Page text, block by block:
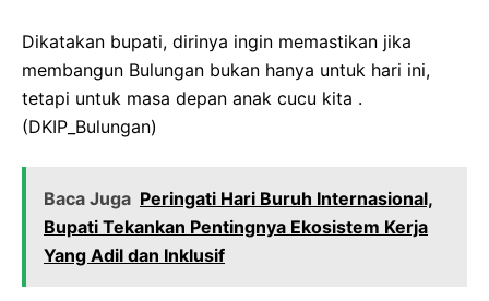
‎Dikatakan bupati, dirinya ingin memastikan jika
membangun Bulungan bukan hanya untuk hari ini,
tetapi untuk masa depan anak cucu kita .
(DKIP_Bulungan)
Baca Juga Peringati Hari Buruh Internasional,
Bupati Tekankan Pentingnya Ekosistem Kerja
Yang Adil dan Inklusif